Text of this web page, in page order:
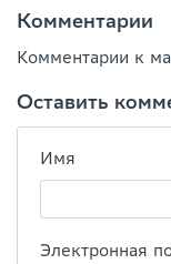
Комментарии
Комментарии к
Оставить
Имя
Электронная